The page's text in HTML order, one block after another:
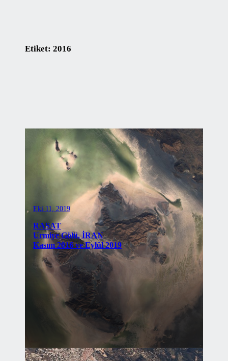
Etiket:2016
Eki 11, 2019
RASAT
Urmiye Gölü, İRAN
Kasım 2016 ve Eylül 2019